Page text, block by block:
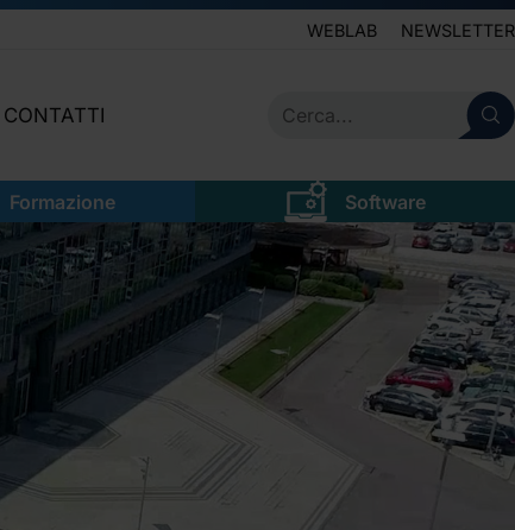
WEBLAB NEWSLETTER
CONTATTI
SERVIZIO CLIENTI
NEWSLETTER
Formazione Software